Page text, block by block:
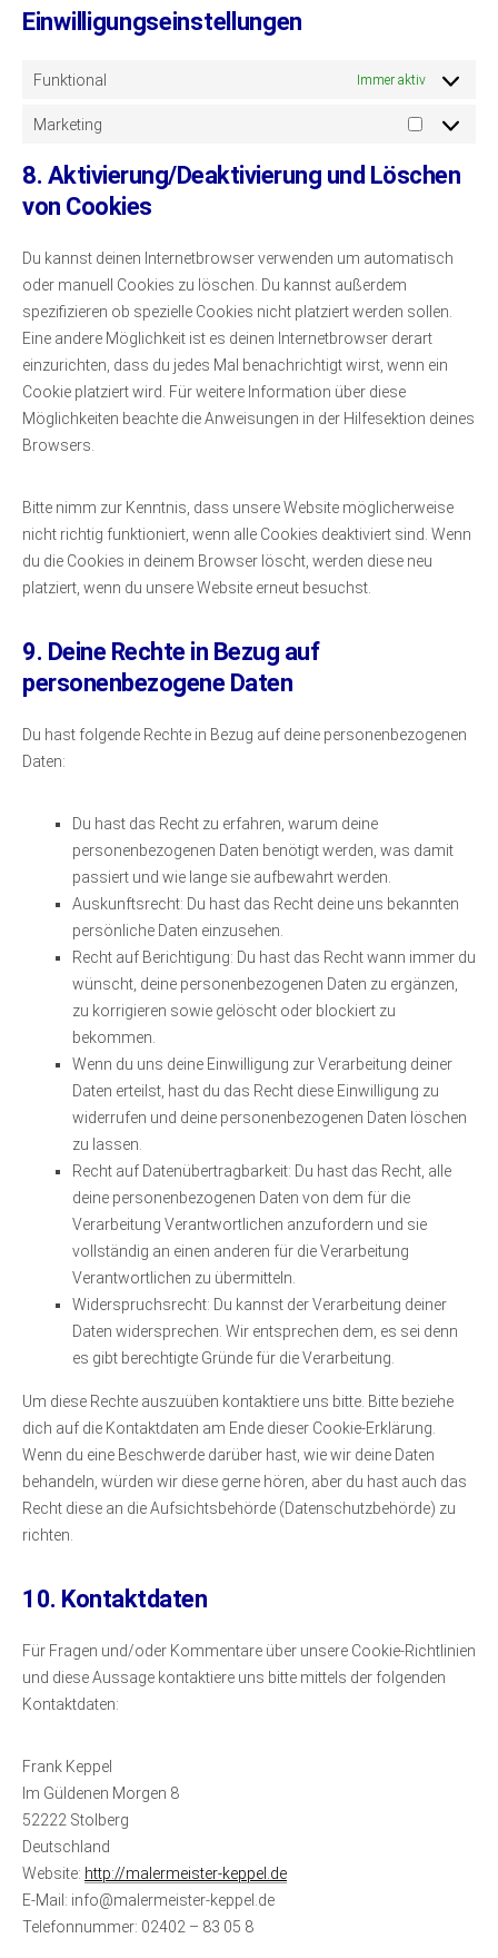
Einwilligungseinstellungen
Funktional Immer aktiv
Marketing
8. Aktivierung/Deaktivierung und Löschen
von Cookies
Du kannst deinen Internetbrowser verwenden um automatisch
oder manuell Cookies zu löschen. Du kannst außerdem
spezifizieren ob spezielle Cookies nicht platziert werden sollen.
Eine andere Möglichkeit ist es deinen Internetbrowser derart
einzurichten, dass du jedes Mal benachrichtigt wirst, wenn ein
Cookie platziert wird. Für weitere Information über diese
Möglichkeiten beachte die Anweisungen in der Hilfesektion deines
Browsers.
Bitte nimm zur Kenntnis, dass unsere Website möglicherweise
nicht richtig funktioniert, wenn alle Cookies deaktiviert sind. Wenn
du die Cookies in deinem Browser löscht, werden diese neu
platziert, wenn du unsere Website erneut besuchst.
9. Deine Rechte in Bezug auf
personenbezogene Daten
Du hast folgende Rechte in Bezug auf deine personenbezogenen
Daten:
Du hast das Recht zu erfahren, warum deine
personenbezogenen Daten benötigt werden, was damit
passiert und wie lange sie aufbewahrt werden.
Auskunftsrecht: Du hast das Recht deine uns bekannten
persönliche Daten einzusehen.
Recht auf Berichtigung: Du hast das Recht wann immer du
wünscht, deine personenbezogenen Daten zu ergänzen,
zu korrigieren sowie gelöscht oder blockiert zu
bekommen.
Wenn du uns deine Einwilligung zur Verarbeitung deiner
Daten erteilst, hast du das Recht diese Einwilligung zu
widerrufen und deine personenbezogenen Daten löschen
zu lassen.
Recht auf Datenübertragbarkeit: Du hast das Recht, alle
deine personenbezogenen Daten von dem für die
Verarbeitung Verantwortlichen anzufordern und sie
vollständig an einen anderen für die Verarbeitung
Verantwortlichen zu übermitteln.
Widerspruchsrecht: Du kannst der Verarbeitung deiner
Daten widersprechen. Wir entsprechen dem, es sei denn
es gibt berechtigte Gründe für die Verarbeitung.
Um diese Rechte auszuüben kontaktiere uns bitte. Bitte beziehe
dich auf die Kontaktdaten am Ende dieser Cookie-Erklärung.
Wenn du eine Beschwerde darüber hast, wie wir deine Daten
behandeln, würden wir diese gerne hören, aber du hast auch das
Recht diese an die Aufsichtsbehörde (Datenschutzbehörde) zu
richten.
10. Kontaktdaten
Für Fragen und/oder Kommentare über unsere Cookie-Richtlinien
und diese Aussage kontaktiere uns bitte mittels der folgenden
Kontaktdaten:
Frank Keppel
Im Güldenen Morgen 8
52222 Stolberg
Deutschland
Website: http://malermeister-keppel.de
E-Mail: info@malermeister-keppel.de
Telefonnummer: 02402 – 83 05 8